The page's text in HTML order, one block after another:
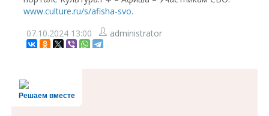
www.culture.ru/s/afisha-svo.
07.10.2024 13:00 administrator
Решаем вместе